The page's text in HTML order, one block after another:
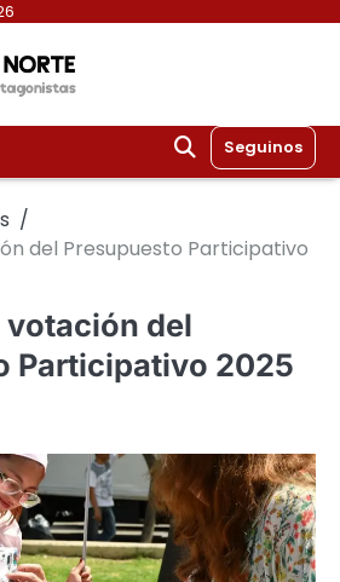
Seguinos
del Presupuesto Participativo
votación del
Participativo 2025